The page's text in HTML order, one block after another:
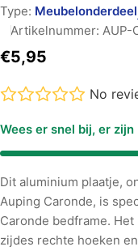
Type: Meubelonderdeel
Artikelnummer: AUP-
Normale
€5,95
No
Wees er snel bij, er zijn
Dit aluminium plaatje,
Auping Caronde, is
Caronde bedframe.
zijdes rechte hoeken